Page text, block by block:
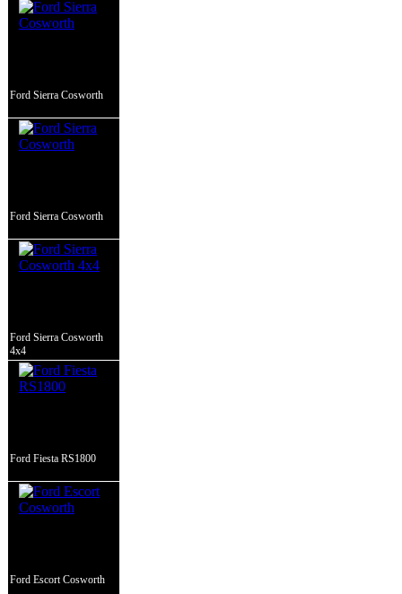
Ford Sierra Cosworth
Ford Sierra Cosworth
Ford Sierra Cosworth
4x4
Ford Fiesta RS1800
Ford Escort Cosworth